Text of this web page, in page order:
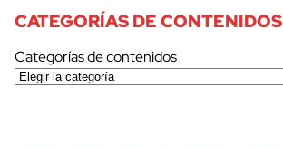
CATEGORÍAS DE CONTENIDOS
Categorías de contenidos